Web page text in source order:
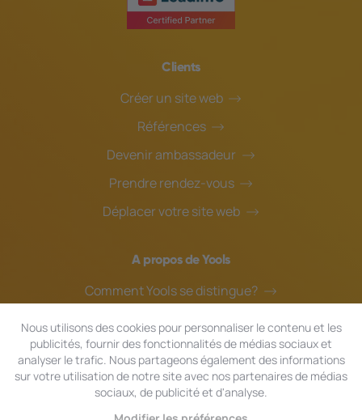
Clients
Créer un site web
Références
Devenir ambassadeur
Prendre rendez-vous
Déplacer votre site web
A propos de Yools
Comment Yools se distingue?
Blog
Assistance en ligne
Nous utilisons des cookies pour personnaliser le contenu et les
publicités, fournir des fonctionnalités de médias sociaux et
analyser le trafic. Nous partageons également des informations
sur votre utilisation de notre site avec nos partenaires de médias
sociaux, de publicité et d'analyse.